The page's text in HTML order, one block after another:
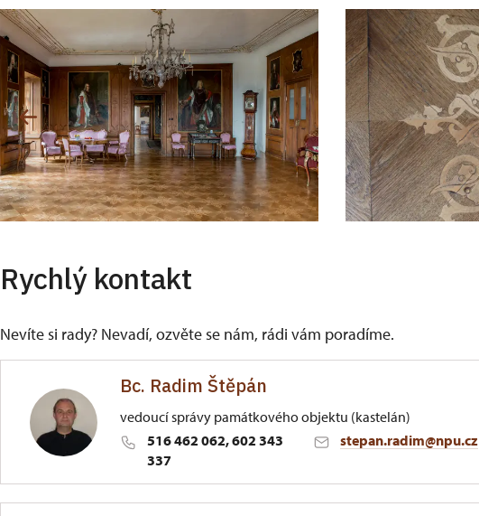
Rychlý kontakt
Nevíte si rady? Nevadí, ozvěte se nám, rádi vám poradíme.
Bc. Radim Štěpán
vedoucí správy památkového objektu (kastelán)
516 462 062, 602 343
337
stepan.radim@npu.cz